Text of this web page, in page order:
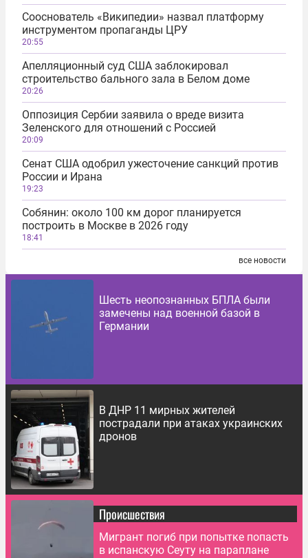
Сооснователь «Википедии» назвал платформу
инструментом пропаганды ЦРУ
20:55
Апелляционный суд США заблокировал
строительство бального зала в Белом доме
20:26
Оппозиция Сербии заявила о вреде визита
Зеленского для отношений с Россией
20:09
Сенат США одобрил ужесточение санкций против
России и Ирана
19:23
Собянин: около 100 км дорог планируется
построить в Москве в 2026 году
18:41
все новости
Шесть неопознанных БПЛА были
замечены над военной базой в
Германии
В ДНР 11 мирных жителей
пострадали при атаках украинских
дронов
Происшествия
Мигрант погиб при попытке попасть
в испанскую Сеуту на параплане